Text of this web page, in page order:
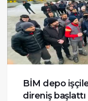
BİM depo
direniş başlattı